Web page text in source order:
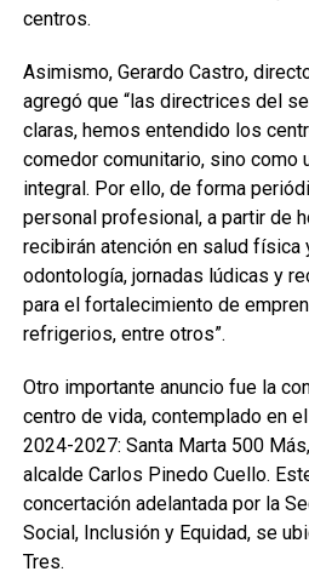
centros.
Asimismo, Gerardo Castro,
agregó que “las directrices del
claras, hemos entendido los
comedor comunitario, sino como
integral. Por ello, de forma
personal profesional, a partir de
recibirán atención en salud física
odontología, jornadas lúdicas y
para el fortalecimiento de
refrigerios, entre otros”.
Otro importante anuncio fue la
centro de vida, contemplado en
2024-2027: Santa Marta 500
alcalde Carlos Pinedo Cuello.
concertación adelantada por la
Social, Inclusión y Equidad, se
Tres.